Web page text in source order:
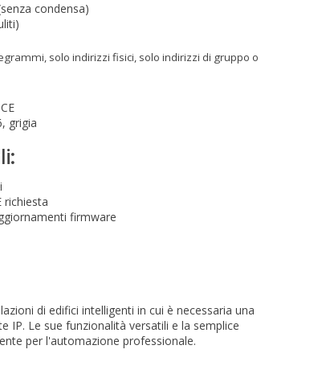
condensa)
solo indirizzi fisici, solo indirizzi di gruppo o
grigia
richiesta
firmware
di edifici intelligenti in cui è necessaria una
IP. Le sue funzionalità versatili e la semplice
per l'automazione professionale.